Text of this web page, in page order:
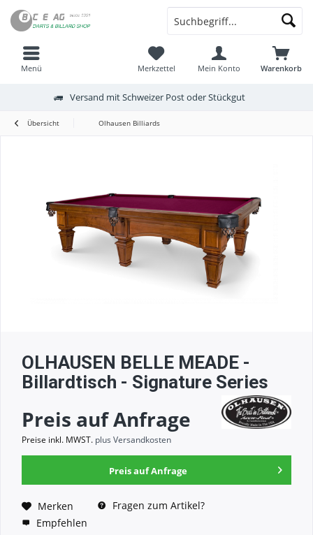
Menü Warenkorb
Merkzettel Mein Konto
Versand mit Schweizer Post oder Stückgut
Übersicht Olhausen Billiards
OLHAUSEN BELLE MEADE -
Billardtisch - Signature Series
Preis auf Anfrage
Preise inkl. MWST. plus Versandkosten
Preis auf Anfrage
Merken
Fragen zum Artikel?
Empfehlen